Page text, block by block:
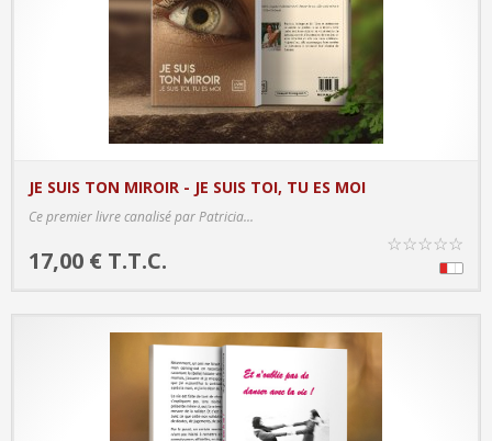
JE SUIS TON MIROIR - JE SUIS TOI, TU ES MOI
Ce premier livre canalisé par Patricia...
17,00 € T.T.C.
☆☆☆☆☆